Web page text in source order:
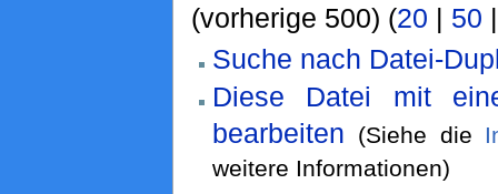
(vorherige 500) (20 | 50
Suche nach Datei-
Diese Datei mit
bearbeiten
(Siehe die
weitere Informationen)